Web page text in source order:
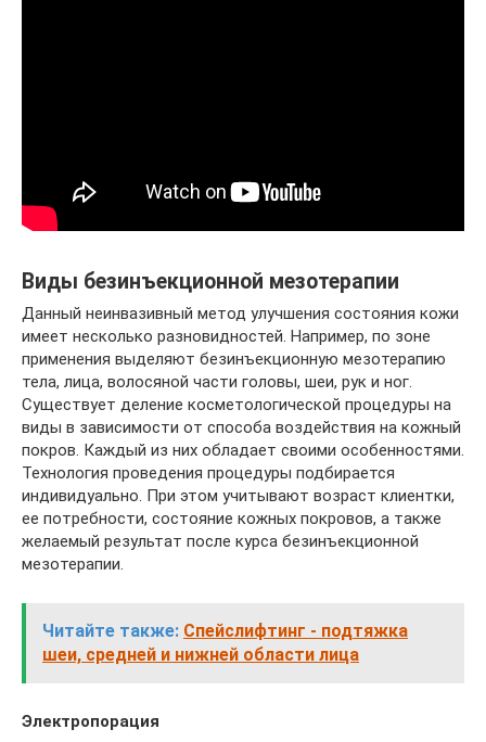
Виды безинъекционной мезотерапии
Данный неинвазивный метод улучшения состояния кожи
имеет несколько разновидностей. Например, по зоне
применения выделяют безинъекционную мезотерапию
тела, лица, волосяной части головы, шеи, рук и ног.
Существует деление косметологической процедуры на
виды в зависимости от способа воздействия на кожный
покров. Каждый из них обладает своими особенностями.
Технология проведения процедуры подбирается
индивидуально. При этом учитывают возраст клиентки,
ее потребности, состояние кожных покровов, а также
желаемый результат после курса безинъекционной
мезотерапии.
Читайте также: Спейслифтинг - подтяжка
шеи, средней и нижней области лица
Электропорация